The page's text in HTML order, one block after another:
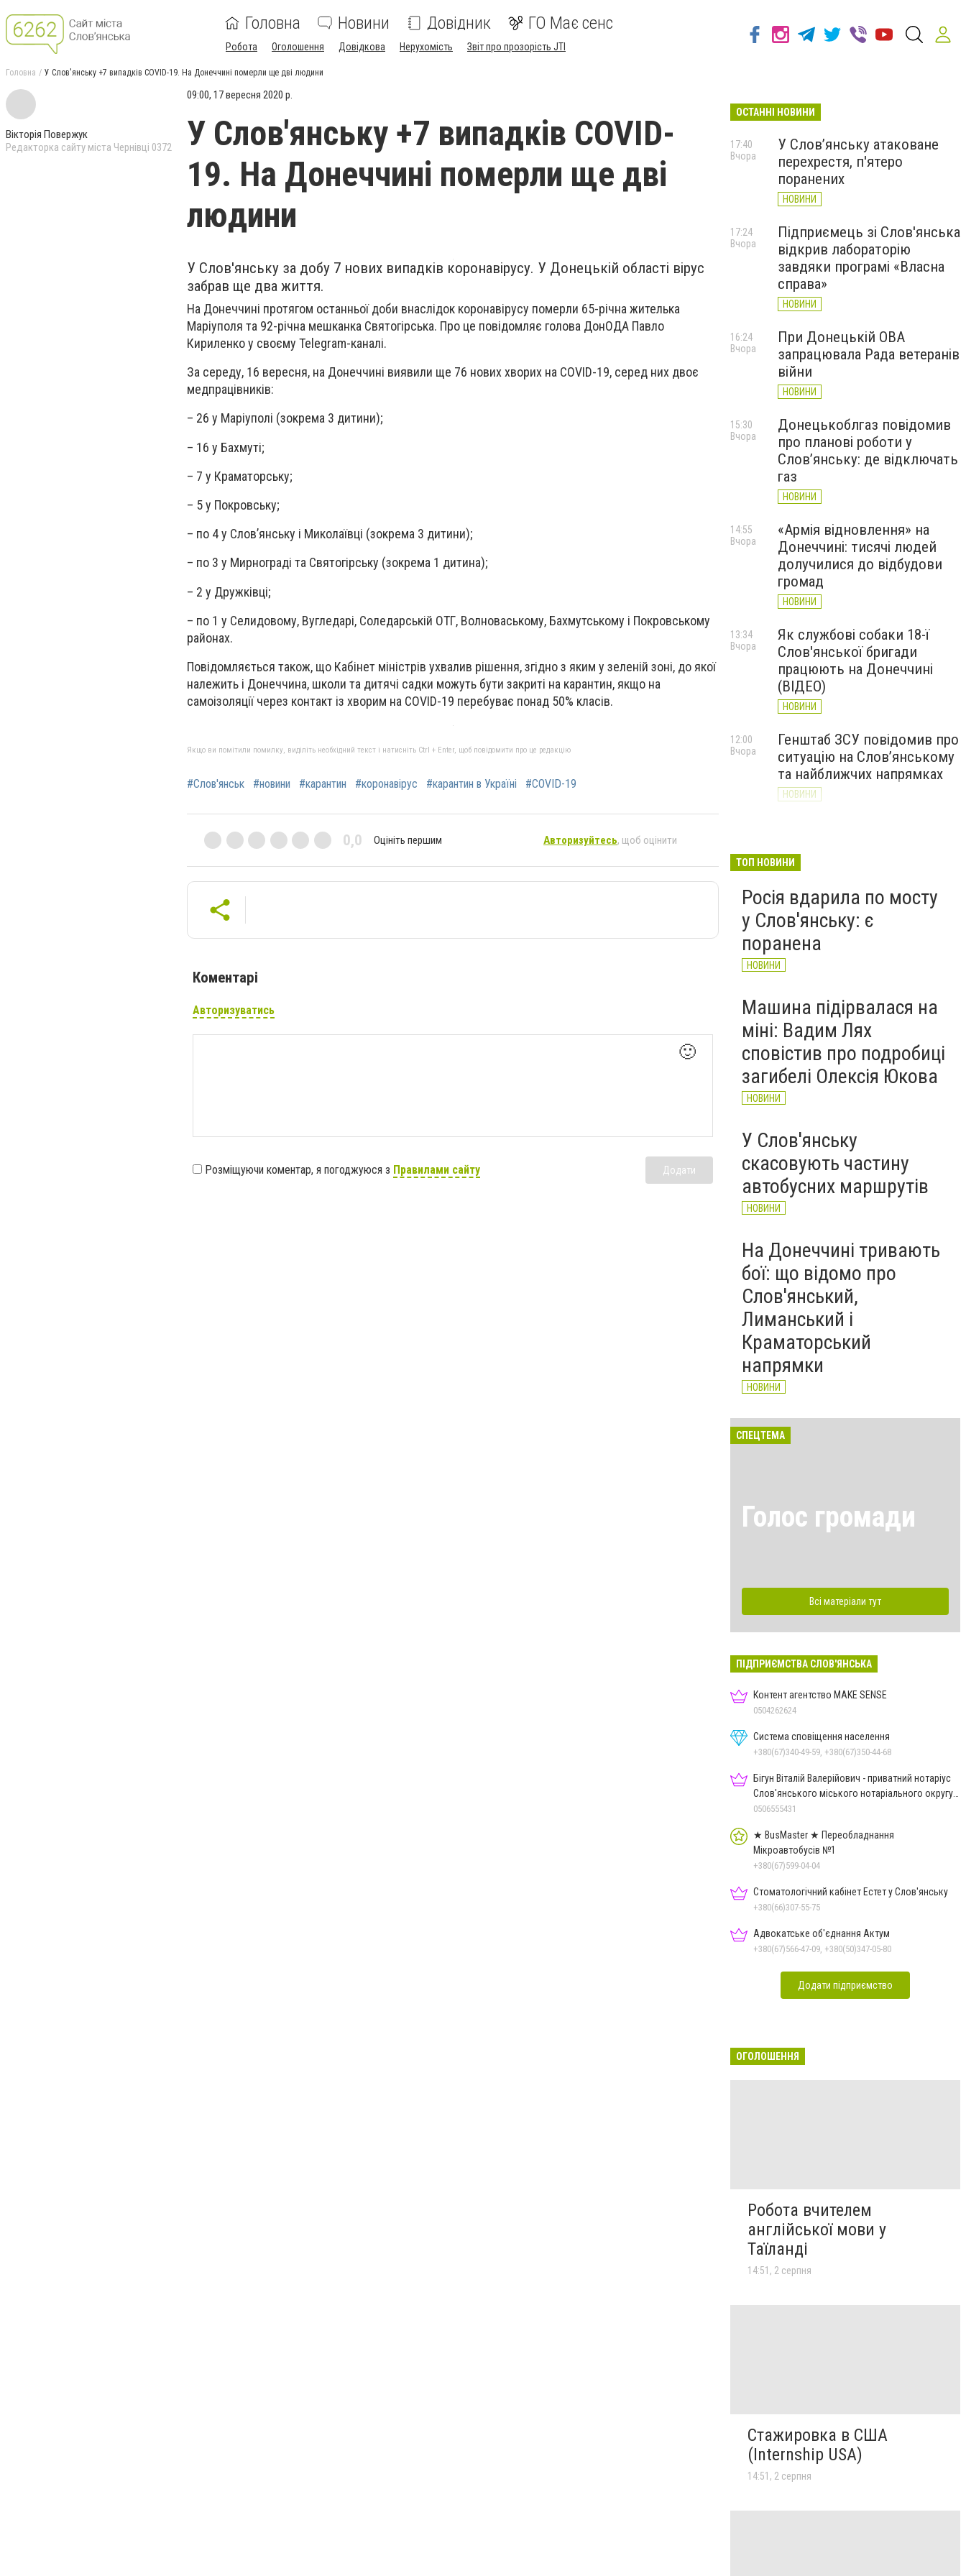
Головна Новини Довідник ГО Має сенс
Робота Оголошення Довідкова Нерухомість Звіт про прозорість JTI
Головна У Слов'янську +7 випадків COVID-19. На Донеччині померли ще дві людини
Вікторія Повержук
Редакторка сайту міста Чернівці 0372
09:00, 17 вересня 2020 р.
У Слов'янську +7 випадків COVID-
19. На Донеччині померли ще дві
людини
У Слов'янську за добу 7 нових випадків коронавірусу. У Донецькій області вірус
забрав ще два життя.
На Донеччині протягом останньої доби внаслідок коронавірусу померли 65-річна жителька
Маріуполя та 92-річна мешканка Святогірська. Про це повідомляє голова ДонОДА Павло
Кириленко у своєму Telegram-каналі.
За середу, 16 вересня, на Донеччині виявили ще 76 нових хворих на COVID-19, серед них двоє
медпрацівників:
– 26 у Маріуполі (зокрема 3 дитини);
– 16 у Бахмуті;
– 7 у Краматорську;
– 5 у Покровську;
– по 4 у Слов’янську і Миколаївці (зокрема 3 дитини);
– по 3 у Мирнограді та Святогірську (зокрема 1 дитина);
– 2 у Дружківці;
– по 1 у Селидовому, Вугледарі, Соледарській ОТГ, Волноваському, Бахмутському і Покровському
районах.
Повідомляється також, що Кабінет міністрів ухвалив рішення, згідно з яким у зеленій зоні, до якої
належить і Донеччина, школи та дитячі садки можуть бути закриті на карантин, якщо на
самоізоляції через контакт із хворим на COVID-19 перебуває понад 50% класів.
Якщо ви помітили помилку, виділіть необхідний текст і натисніть Ctrl + Enter, щоб повідомити про це редакцію
#Слов'янськ #новини #карантин #коронавірус #карантин в Україні #COVID-19
0,0 Оцініть першим Авторизуйтесь, щоб оцінити
Коментарі
Авторизуватись
🙂
Розміщуючи коментар, я погоджуюся з Правилами сайту Додати
ОСТАННІ НОВИНИ
У Слов’янську атаковане
перехрестя, п'ятеро
поранених
НОВИНИ
17:40
Вчора
Підприємець зі Слов'янська
відкрив лабораторію
завдяки програмі «Власна
справа»
НОВИНИ
17:24
Вчора
При Донецькій ОВА
запрацювала Рада ветеранів
війни
НОВИНИ
16:24
Вчора
Донецькоблгаз повідомив
про планові роботи у
Слов’янську: де відключать
газ
НОВИНИ
15:30
Вчора
«Армія відновлення» на
Донеччині: тисячі людей
долучилися до відбудови
громад
НОВИНИ
14:55
Вчора
Як службові собаки 18-ї
Слов'янської бригади
працюють на Донеччині
(ВІДЕО)
НОВИНИ
13:34
Вчора
Генштаб ЗСУ повідомив про
ситуацію на Слов’янському
та найближчих напрямках
НОВИНИ
12:00
Вчора
великої війни: 7 серпня
ТОП НОВИНИ
Росія вдарила по мосту
у Слов'янську: є
поранена
НОВИНИ
Машина підірвалася на
міні: Вадим Лях
сповістив про подробиці
загибелі Олексія Юкова
НОВИНИ
У Слов'янську
скасовують частину
автобусних маршрутів
НОВИНИ
На Донеччині тривають
бої: що відомо про
Слов'янський,
Лиманський і
Краматорський
напрямки
НОВИНИ
СПЕЦТЕМА
Голос громади
Всі матеріали тут
ПІДПРИЄМСТВА СЛОВ'ЯНСЬКА
Контент агентство MAKE SENSE
0504262624
Система сповіщення населення
+380(67)340-49-59, +380(67)350-44-68
Бігун Віталій Валерійович - приватний нотаріус
Слов'янського міського нотаріального округу
Дон.обл.
0506555431
★ BusMaster ★ Переобладнання
Мікроавтобусів №1
+380(67)599-04-04
Стоматологічний кабінет Естет у Слов'янську
+380(66)307-55-75
Адвокатське об'єднання Актум
+380(67)566-47-09, +380(50)347-05-80
Додати підприємство
ОГОЛОШЕННЯ
Робота вчителем
англійської мови у
Таїланді
14:51, 2 серпня
Стажировка в США
(Internship USA)
14:51, 2 серпня